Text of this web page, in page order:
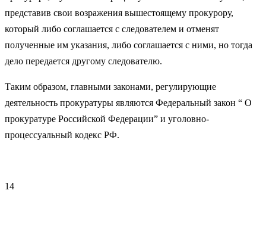
представив свои возражения вышестоящему прокурору,
который либо соглашается с следователем и отменят
полученные им указания, либо соглашается с ними, но тогда
дело передается другому следователю.
Таким образом, главными законами, регулирующие
деятельность прокуратуры являются Федеральный закон “ О
прокуратуре Российской Федерации” и уголовно-
процессуальный кодекс РФ.
14